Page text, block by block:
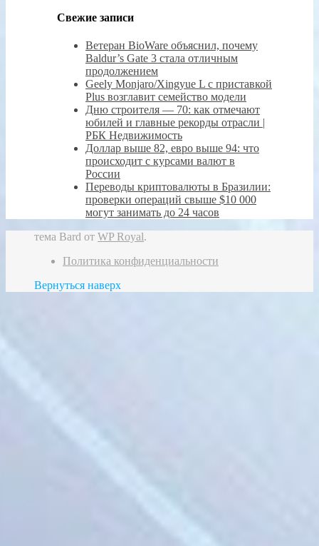
Свежие записи
Ветеран BioWare объяснил, почему
Baldur’s Gate 3 стала отличным
продолжением
Geely Monjaro/Xingyue L с приставкой
Plus возглавит семейство модели
Дню строителя — 70: как отмечают
юбилей и главные рекорды отрасли |
РБК Недвижимость
Доллар выше 82, евро выше 94: что
происходит с курсами валют в
России
Переводы криптовалюты в Бразилии:
проверки операций свыше $10 000
могут занимать до 24 часов
тема Bard от WP Royal.
Политика конфиденциальности
Вернуться наверх